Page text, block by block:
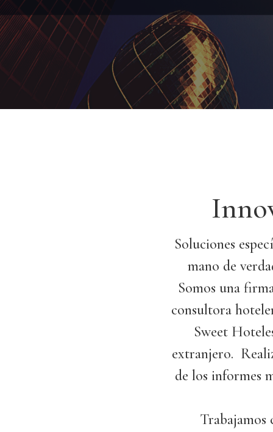
Soluciones
mano de
Somos una
consultora
Sweet
extranjero.
de los informes
Trabajamos